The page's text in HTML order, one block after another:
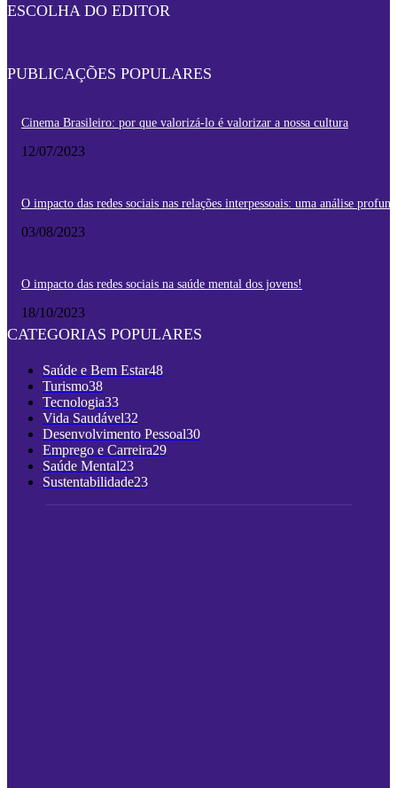
ESCOLHA DO EDITOR
PUBLICAÇÕES POPULARES
Cinema Brasileiro: por que valorizá-lo é valorizar a nossa cultura
12/07/2023
O impacto das redes sociais nas relações interpessoais: uma análise
03/08/2023
O impacto das redes sociais na saúde mental dos jovens!
18/10/2023
CATEGORIAS POPULARES
Saúde e Bem Estar48
Turismo38
Tecnologia33
Vida Saudável32
Desenvolvimento Pessoal30
Emprego e Carreira29
Saúde Mental23
Sustentabilidade23